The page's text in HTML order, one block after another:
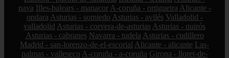
nava Illes-balears - manacor A-coruña - ortigueira Alicante -
ondara Asturias - somiedo Asturias - avilés Valladolid -
valladolid Asturias - corvera-de-asturias Asturias - quirós
Asturias - cabranes Navarra - tudela Asturias - cudillero
Madrid - san-lorenzo-de-el-escorial Alicante - alicante Las-
palmas - valleseco A-coruña - a-coruña Girona - lloret-de-